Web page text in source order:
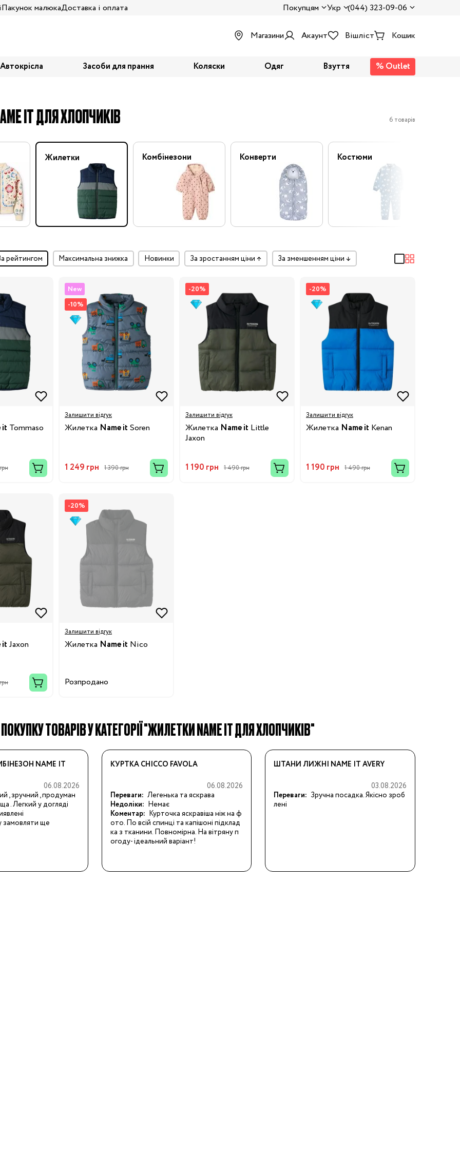
Пакунок малюкаДоставка і оплата Покупцям Укр (044) 323-09-06
Магазини Акаунт Вішліст Кошик
Автокрісла Засоби для прання Коляски Одяг Взуття
% Outlet
IT ДЛЯ ХЛОПЧИКІВ 6 товарів
Жилетки Комбінезони Конверти Костюми
за рейтингом максимальна знижка Новинки за зростанням ціни ↑ за зменшенням ціни ↓
it Tommaso
New
-10%
Залишити відгук
Жилетка Name it Soren
1 249 грн 1 390 грн
-20%
Залишити відгук
Жилетка Name it Little
Jaxon
1 190 грн 1 490 грн
-20%
Залишити відгук
Жилетка Name it Kenan
1 190 грн 1 490 грн
it Jaxon
-20%
Залишити відгук
Жилетка Name it Nico
Розпродано
ТОВАРІВ У КАТЕГОРІЇ "ЖИЛЕТКИ NAME IT ДЛЯ ХЛОПЧИКІВ"
NAME IT
06.08.2026
, зручний , продуман
. Легкий у догляді
замовляти ще
КУРТКА CHICCO FAVOLA
06.08.2026
Переваги: Легенька та яскрава
Недоліки: Немає
Коментар: Курточка яскравіша ніж на ф
ото. По всій спинці та капішоні підклад
ка з тканини. Повномірна. На вітряну п
огоду- ідеальний варіант!
ШТАНИ ЛИЖНІ NAME IT AVERY
03.08.2026
Переваги: Зручна посадка. Якісно зроб
лені